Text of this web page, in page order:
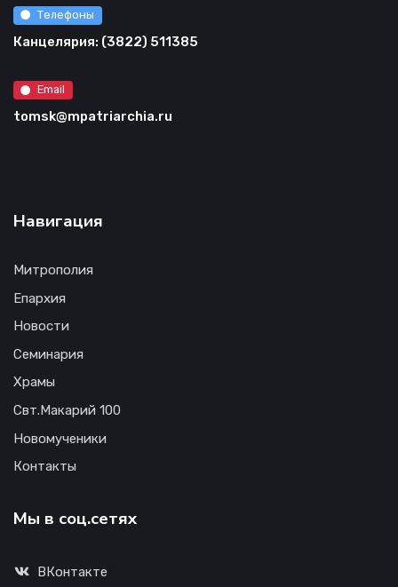
Телефоны
Канцелярия: (3822) 511385
Email
tomsk@mpatriarchia.ru
Навигация
Митрополия
Епархия
Новости
Семинария
Храмы
Свт.Макарий 100
Новомученики
Контакты
Мы в соц.сетях
ВКонтакте